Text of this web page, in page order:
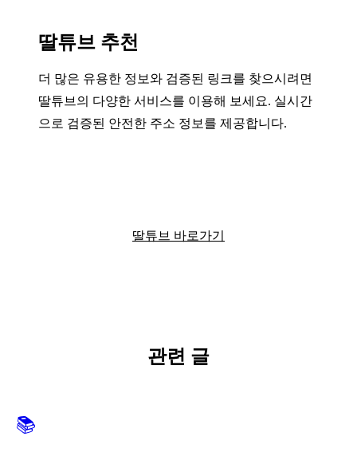
딸튜브 추천
더 많은 유용한 정보와 검증된 링크를 찾으시려면
딸튜브의 다양한 서비스를 이용해 보세요. 실시간
으로 검증된 안전한 주소 정보를 제공합니다.
딸튜브 바로가기
관련 글
📚